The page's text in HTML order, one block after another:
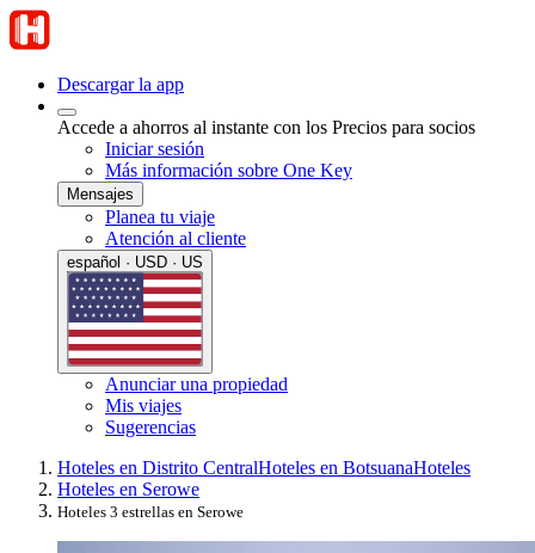
Descargar la app
Accede a ahorros al instante con los Precios para socios
Iniciar sesión
Más información sobre One Key
Mensajes
Planea tu viaje
Atención al cliente
español · USD · US
Anunciar una propiedad
Mis viajes
Sugerencias
Hoteles en Distrito CentralHoteles en BotsuanaHoteles
Hoteles en Serowe
Hoteles 3 estrellas en Serowe